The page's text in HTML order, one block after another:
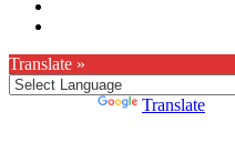
Translate »
Translate